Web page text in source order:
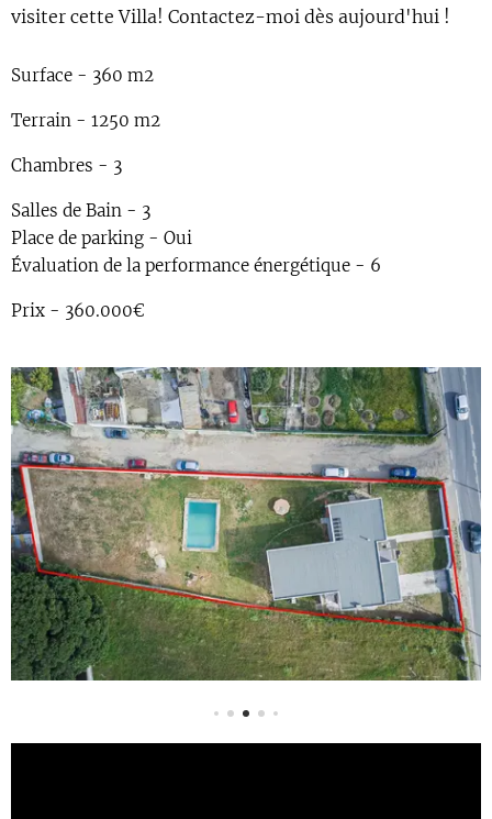
visiter cette Villa! Contactez-moi dès aujourd'hui !
Surface - 360 m2
Terrain - 1250 m2
Chambres - 3
Salles de Bain - 3
Place de parking - Oui
Évaluation de la performance énergétique - 6
Prix - 360.000€